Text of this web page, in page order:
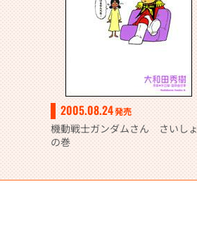
2005.08.24発売
機動戦士ガンダムさん さいしょ
の巻